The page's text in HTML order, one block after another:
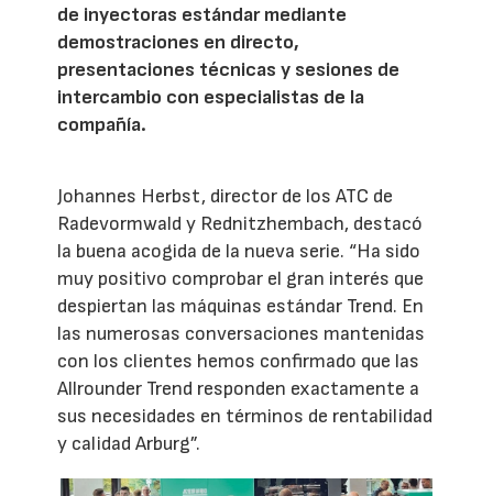
de inyectoras estándar mediante
demostraciones en directo,
presentaciones técnicas y sesiones de
intercambio con especialistas de la
compañía.
Johannes Herbst, director de los ATC de
Radevormwald y Rednitzhembach, destacó
la buena acogida de la nueva serie. “Ha sido
muy positivo comprobar el gran interés que
despiertan las máquinas estándar Trend. En
las numerosas conversaciones mantenidas
con los clientes hemos confirmado que las
Allrounder Trend responden exactamente a
sus necesidades en términos de rentabilidad
y calidad Arburg”.